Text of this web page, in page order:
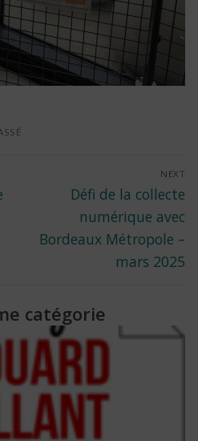
NEXT
Next
post:
Défi de la collecte
numérique avec
Bordeaux Métropole –
mars 2025
catégorie